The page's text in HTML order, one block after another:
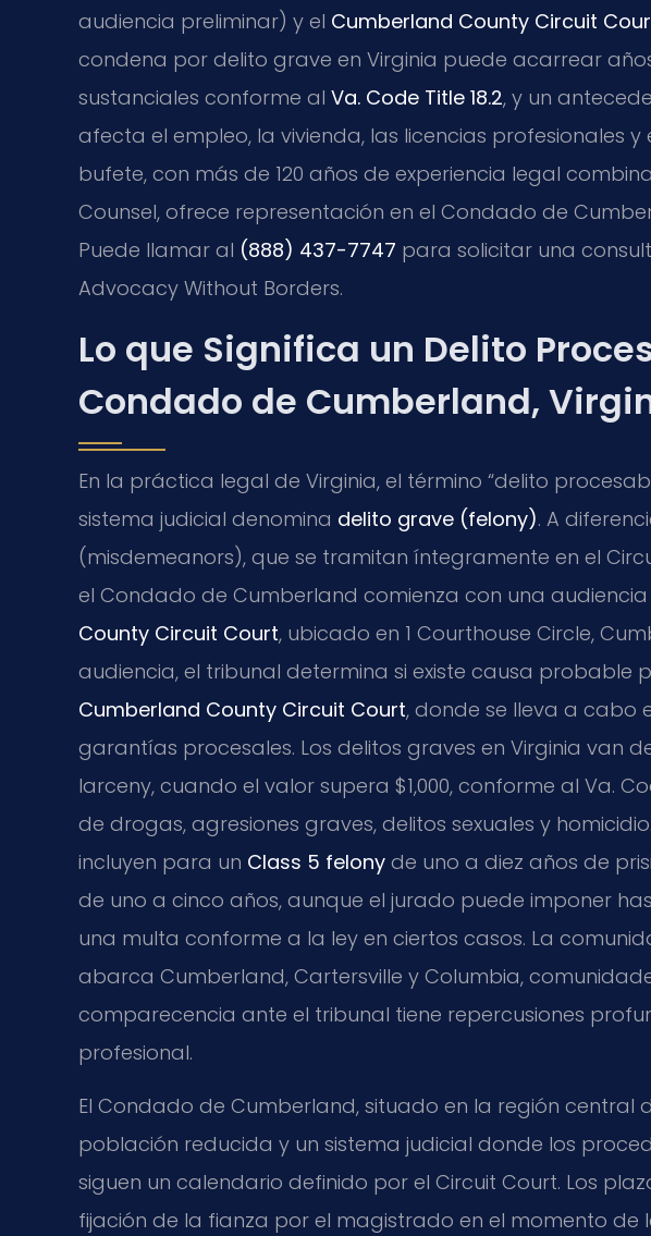
audiencia preliminar) y el Cumberland County Circuit
condena por delito grave en Virginia puede acarrear
sustanciales conforme al Va. Code Title 18.2, y un
afecta el empleo, la vivienda, las licencias profesionales y
bufete, con más de 120 años de experiencia legal
Counsel, ofrece representación en el Condado de
Puede llamar al (888) 437-7747 para solicitar una
Advocacy Without Borders.
Lo que Significa un Delito
Condado de Cumberland,
En la práctica legal de Virginia, el término “delito
sistema judicial denomina delito grave (felony). A
(misdemeanors), que se tramitan íntegramente en el
el Condado de Cumberland comienza con una audiencia
County Circuit Court, ubicado en 1 Courthouse Circle,
audiencia, el tribunal determina si existe causa probable
Cumberland County Circuit Court, donde se lleva a cabo
garantías procesales. Los delitos graves en Virginia van
larceny, cuando el valor supera $1,000, conforme al Va.
de drogas, agresiones graves, delitos sexuales y
incluyen para un Class 5 felony de uno a diez años de
de uno a cinco años, aunque el jurado puede imponer
una multa conforme a la ley en ciertos casos. La
abarca Cumberland, Cartersville y Columbia,
comparecencia ante el tribunal tiene repercusiones
profesional.
El Condado de Cumberland, situado en la región central
población reducida y un sistema judicial donde los
siguen un calendario definido por el Circuit Court. Los
fijación de la fianza por el magistrado en el momento de